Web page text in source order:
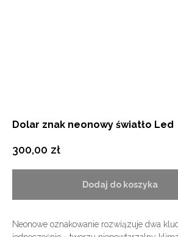
Dolar znak neonowy światło Led
300,00 zł
Dodaj do koszyka
Neonowe oznakowanie rozwiązuje dwa